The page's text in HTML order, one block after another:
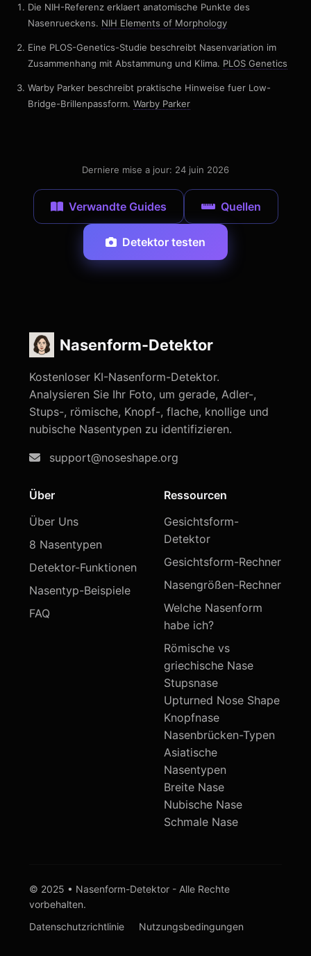
Die NIH-Referenz erklaert anatomische Punkte des
Nasenrueckens. NIH Elements of Morphology
Eine PLOS-Genetics-Studie beschreibt Nasenvariation im
Zusammenhang mit Abstammung und Klima. PLOS Genetics
Warby Parker beschreibt praktische Hinweise fuer Low-
Bridge-Brillenpassform. Warby Parker
Derniere mise a jour: 24 juin 2026
Verwandte Guides Quellen
Detektor testen
Nasenform-Detektor
Kostenloser KI-Nasenform-Detektor.
Analysieren Sie Ihr Foto, um gerade, Adler-,
Stups-, römische, Knopf-, flache, knollige und
nubische Nasentypen zu identifizieren.
support@noseshape.org
Über
Über Uns
8 Nasentypen
Detektor-Funktionen
Nasentyp-Beispiele
FAQ
Ressourcen
Gesichtsform-
Detektor
Gesichtsform-Rechner
Nasengrößen-Rechner
Welche Nasenform
habe ich?
Römische vs
griechische Nase
Stupsnase
Upturned Nose Shape
Knopfnase
Nasenbrücken-Typen
Asiatische
Nasentypen
Breite Nase
Nubische Nase
Schmale Nase
© 2025 • Nasenform-Detektor - Alle Rechte
vorbehalten.
Datenschutzrichtlinie
Nutzungsbedingungen